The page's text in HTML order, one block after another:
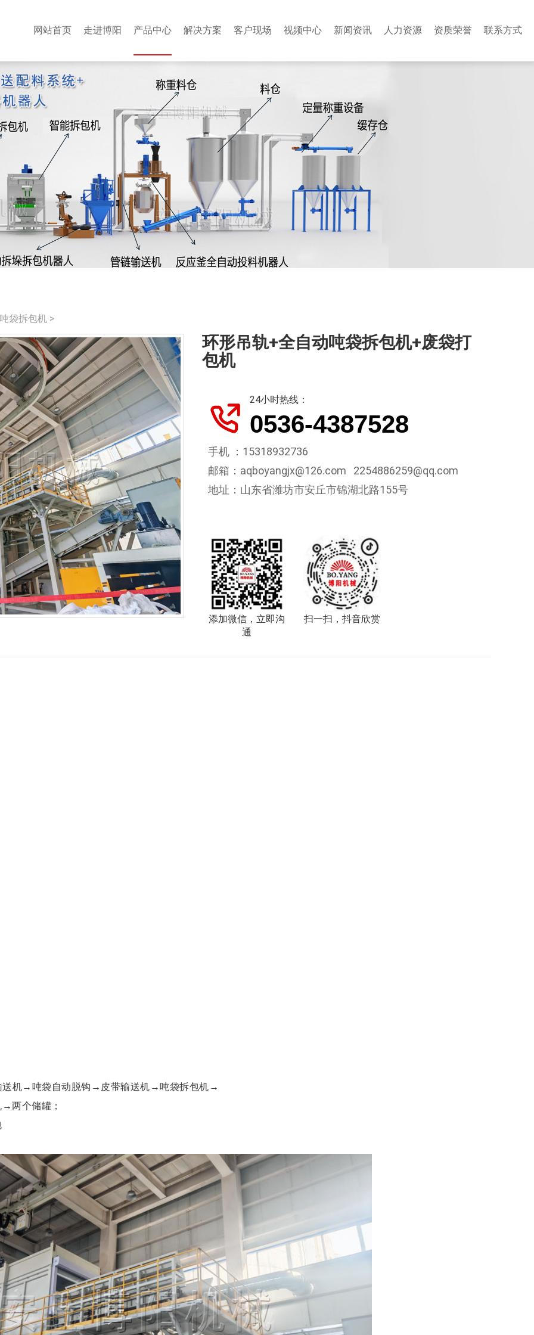
网站首页 走进博阳 产品中心 解决方案 客户现场 视频中心 新闻资讯 人力资源 资质荣誉 联系方式
袋拆包机 >
环形吊轨+全自动吨袋拆包机+废袋打
包机
24小时热线：
0536-4387528
手机 ：15318932736
邮箱：aqboyangjx@126.com 2254886259@qq.com
地址：山东省潍坊市安丘市锦湖北路155号
添加微信，立即沟
通
扫一扫，抖音欣赏
送机→吨袋自动脱钩→皮带输送机→吨袋拆包机→
两个储罐；